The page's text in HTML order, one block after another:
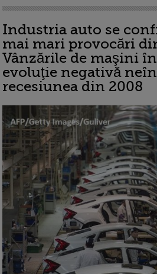
Industria auto se
mai mari provocări
Vânzările de maşini
evoluţie negativă
recesiunea din 2008